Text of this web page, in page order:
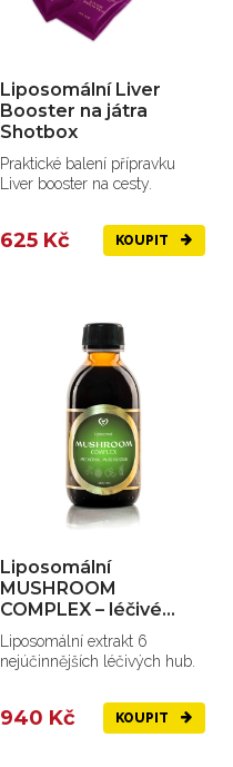
Liposomální Liver
Booster na játra
Shotbox
Praktické balení přípravku
Liver booster na cesty.
625 Kč KOUPIT
Liposomální
MUSHROOM
COMPLEX – léčivé
houby
Liposomální extrakt 6
nejúčinnějších léčivých hub.
940 Kč KOUPIT